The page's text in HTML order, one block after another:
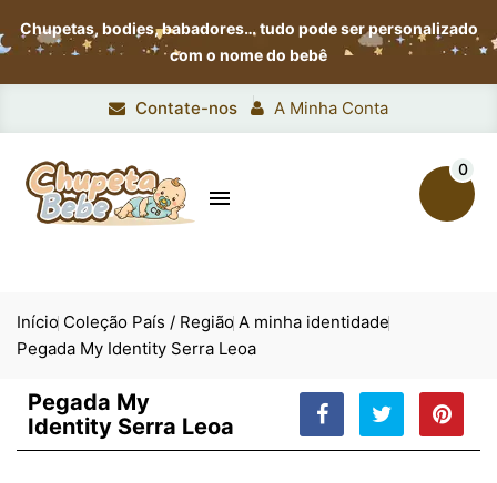
Chupetas, bodies, babadores…tudo pode ser personalizado
com o nome do bebê
Contate-nos A Minha Conta

0
Início Coleção País / Região A minha identidade
Pegada My Identity Serra Leoa
Pegada My
Identity Serra Leoa